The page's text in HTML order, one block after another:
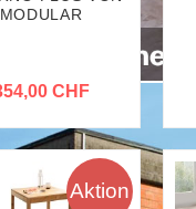
MODULAR
CHF
Aktion